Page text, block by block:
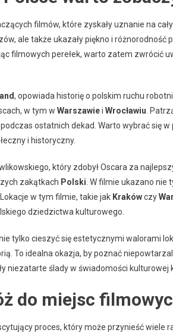
filmów, które zyskały uznanie na
ale także ukazały piękno i różnorodność
filmowych perełek, warto zatem zwrócić
, opowiada historię o polskim ruchu
w tym w Warszawiei Wrocławiu .
ostatnich dekad. Warto wybrać się
i historyczny.
który zdobył Oscara za
zakątkach Polski . W filmie ukazano nie
w tym filmie, takie jak Krakówczy
dziedzictwa kulturowego.
tylko cieszyć się estetycznymi walorami
To idealna okazja, by poznać
niezatarte ślady w świadomości kulturowej
do miejsc
proces, który może przynieść wiele